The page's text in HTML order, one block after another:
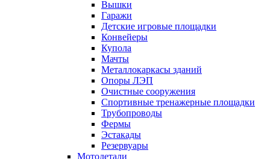
Вышки
Гаражи
Детские игровые площадки
Конвейеры
Купола
Мачты
Металлокаркасы зданий
Опоры ЛЭП
Очистные сооружения
Спортивные тренажерные площадки
Трубопроводы
Фермы
Эстакады
Резервуары
Мотодетали